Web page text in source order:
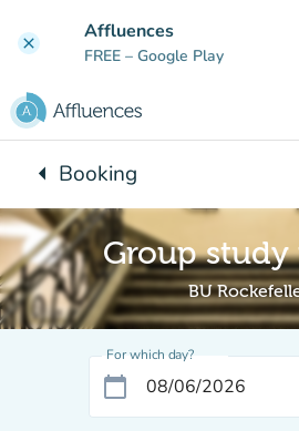
clear Affluences
FREE – Google Play
arrow_leftBack to:
Booking
Group study
BU
For which day?
calendar_today